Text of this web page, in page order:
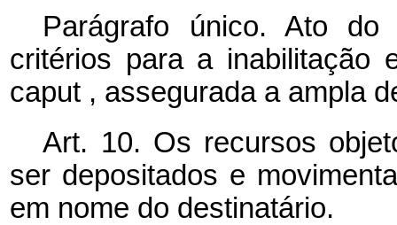
Parágrafo único. Ato do
critérios para a inabilitação
caput , assegurada a ampla
Art. 10. Os recursos
ser depositados e
em nome do destinatário.